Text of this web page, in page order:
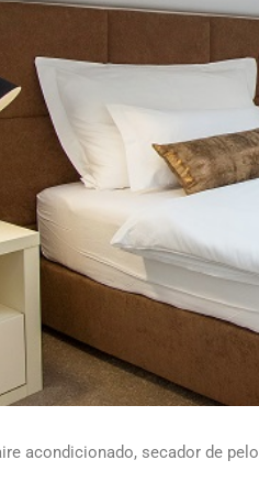
acondicionado, secador de